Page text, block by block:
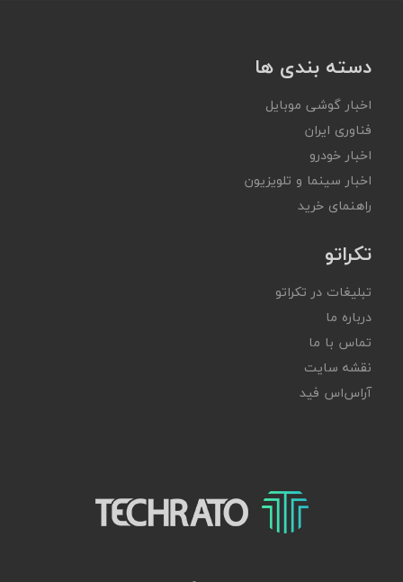
دسته بندی ها
اخبار گوشی موبایل
فناوری ایران
اخبار خودرو
اخبار سینما و تلویزیون
راهنمای خرید
تکراتو
تبلیغات در تکراتو
درباره ما
تماس با ما
نقشه سایت
آر‌اس‌اس فید
تکراتو – زندگی با تکنولوژی